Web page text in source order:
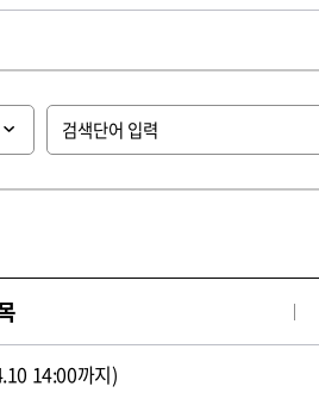
14:00까지)